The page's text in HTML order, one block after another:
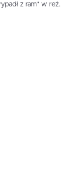
z ram” w reż.